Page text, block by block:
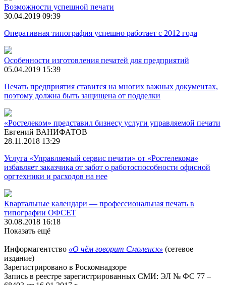
Возможности успешной печати
30.04.2019 09:39
Оперативная типография успешно работает с 2012 года
Особенности изготовления печатей для предприятий
05.04.2019 15:39
Печать предприятия ставится на многих важных документах,
поэтому должна быть защищена от подделки
«Ростелеком» представил бизнесу услуги управляемой печати
Евгений ВАНИФАТОВ
28.11.2018 13:29
Услуга «Управляемый сервис печати» от «Ростелекома»
избавляет заказчика от забот о работоспособности офисной
оргтехники и расходов на нее
Квартальные календари — профессиональная печать в
типографии ОФСЕТ
30.08.2018 16:18
Показать ещё
Информагентство «О чём говорит Смоленск» (сетевое
издание)
Зарегистрировано в Роскомнадзоре
Запись в реестре зарегистрированных СМИ: ЭЛ № ФС 77 –